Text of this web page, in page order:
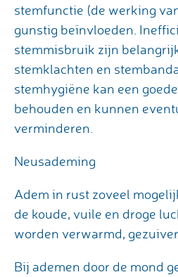
stemfunctie (de werking
gunstig beïnvloeden.
stemmisbruik zijn
stemklachten en
stemhygiëne kan een
behouden en kunnen
verminderen.
Neusademing
Adem in rust zoveel
de koude, vuile en droge
worden verwarmd,
Bij ademen door de mond